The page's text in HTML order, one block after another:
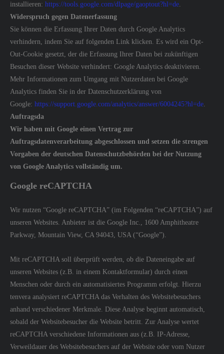
installieren: https://tools.google.com/dlpage/gaoptout?hl=de.
Widerspruch gegen Datenerfassung
Sie können die Erfassung Ihrer Daten durch Google Analytics
verhindern, indem Sie auf folgenden Link klicken. Es wird ein Opt-
Out-Cookie gesetzt, der die Erfassung Ihrer Daten bei zukünftigen
Besuchen dieser Website verhindert: Google Analytics deaktivieren.
Mehr Informationen zum Umgang mit Nutzerdaten bei Google
Analytics finden Sie in der Datenschutzerklärung von
Google: https://support.google.com/analytics/answer/6004245?hl=de.
Auftragsda
Wir haben mit Google einen Vertrag zur
Auftragsdatenverarbeitung abgeschlossen und setzen die strengen
Vorgaben der deutschen Datenschutzbehörden bei der Nutzung
von Google Analytics vollständig um.
Google reCAPTCHA
Wir nutzen “Google reCAPTCHA” (im Folgenden “reCAPTCHA”) auf
unseren Websites. Anbieter ist die Google Inc., 1600 Amphitheatre
Parkway, Mountain View, CA 94043, USA (“Google”).
Mit reCAPTCHA soll überprüft werden, ob die Dateneingabe auf
unseren Websites (z.B. in einem Kontaktformular) durch einen
Menschen oder durch ein automatisiertes Programm erfolgt. Hierzu
tenvera analysiert reCAPTCHA das Verhalten des Websitebesuchers
anhand verschiedener Merkmale. Diese Analyse beginnt automatisch,
sobald der Websitebesucher die Website betritt. Zur Analyse wertet
reCAPTCHA verschiedene Informationen aus (z.B. IP-Adresse,
Verweildauer des Websitebesuchers auf der Website oder vom Nutzer